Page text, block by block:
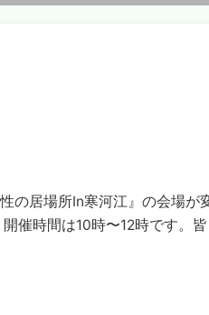
居場所In寒河江』の会場が
催時間は10時〜12時です。